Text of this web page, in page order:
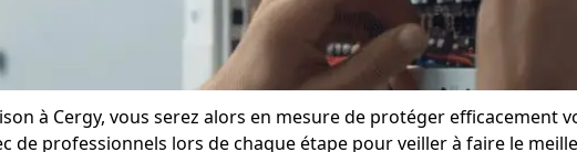
à Cergy, vous serez alors en mesure de protéger efficacement
de professionnels lors de chaque étape pour veiller à faire le